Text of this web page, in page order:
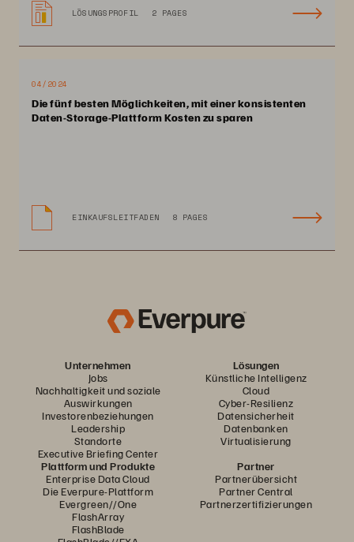
LÖSUNGSPROFIL 2 PAGES
04/2024
Die fünf besten Möglichkeiten, mit einer konsistenten
Daten-Storage-Plattform Kosten zu sparen
EINKAUFSLEITFADEN 8 PAGES
Unternehmen
Jobs
Nachhaltigkeit und soziale
Auswirkungen
Investorenbeziehungen
Leadership
Standorte
Executive Briefing Center
Lösungen
Künstliche Intelligenz
Cloud
Cyber-Resilienz
Datensicherheit
Datenbanken
Virtualisierung
Plattform und Produkte
Enterprise Data Cloud
Die Everpure-Plattform
Evergreen//One
FlashArray
FlashBlade
Partner
Partnerübersicht
Partner Central
Partnerzertifizierungen